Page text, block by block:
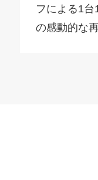
フによる1台
の感動的な